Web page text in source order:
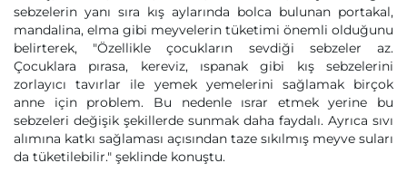
sebzelerin yanı sıra kış aylarında bolca bulunan portakal,
mandalina, elma gibi meyvelerin tüketimi önemli olduğunu
belirterek, "Özellikle çocukların sevdiği sebzeler az.
Çocuklara pırasa, kereviz, ıspanak gibi kış sebzelerini
zorlayıcı tavırlar ile yemek yemelerini sağlamak birçok
anne için problem. Bu nedenle ısrar etmek yerine bu
sebzeleri değişik şekillerde sunmak daha faydalı. Ayrıca sıvı
alımına katkı sağlaması açısından taze sıkılmış meyve suları
da tüketilebilir." şeklinde konuştu.